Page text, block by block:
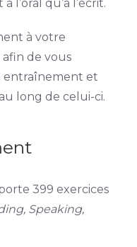
l’oral qu’à l’écrit.
à votre
afin de vous
entraînement et
long de celui-ci.
399 exercices
Speaking,